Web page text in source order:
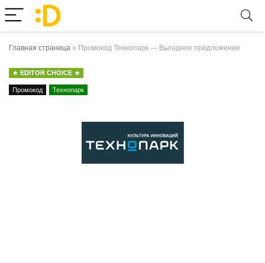
Главная страница » Промокод Технопарк — Выгодное предложение
EDITOR CHOICE
Промокод Технопарк